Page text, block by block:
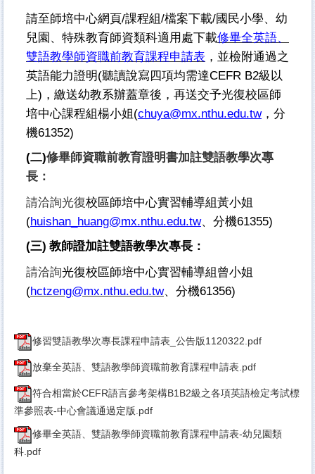
請至師培中心網頁/課程組/檔案下載/國民小學、幼
兒園、特殊教育師資類科適用處下載修畢全英語、
雙語教學師資職前教育課程申請表 ，並檢附通過之
英語能力證明(聽讀說寫四項均需達CEFR B2級以
上)，繳送幼教系辦蓋章後，再送交予光復校區師
培中心課程組楊小姐(chuya@mx.nthu.edu.tw，分
機61352)
(二)修畢師資職前教育證明書加註雙語教學次專
長：
請洽詢光復校區師培中心實習輔導組黃小姐
(huishan_huang@mx.nthu.edu.tw、分機61355)
(三) 教師證加註雙語教學次專長：
請洽詢光復校區師培中心實習輔導組曾小姐
(hctzeng@mx.nthu.edu.tw、分機61356)
修習雙語教學次專長課程申請表_公告版1120322.pdf
放棄全英語、雙語教學師資職前教育課程申請表.pdf
符合相當於CEFR語言參考架構B1B2級之各項英語檢定考試標
準參照表-中心會議通過定版.pdf
修畢全英語、雙語教學師資職前教育課程申請表-幼兒園類
科.pdf